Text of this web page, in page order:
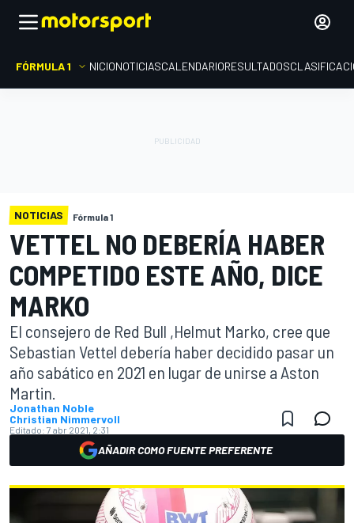
FÓRMULA 1 INICIONOTICIASCALENDARIORESULTADOS
NOTICIAS Fórmula 1
VETTEL NO DEBERÍA HABER
COMPETIDO ESTE AÑO, DICE
MARKO
El consejero de Red Bull ,Helmut Marko, cree que
Sebastian Vettel debería haber decidido pasar un
año sabático en 2021 en lugar de unirse a Aston
Martin.
Jonathan Noble
Christian Nimmervoll
Editado: 7 abr 2021, 2:31
AÑADIR COMO FUENTE PREFERENTE